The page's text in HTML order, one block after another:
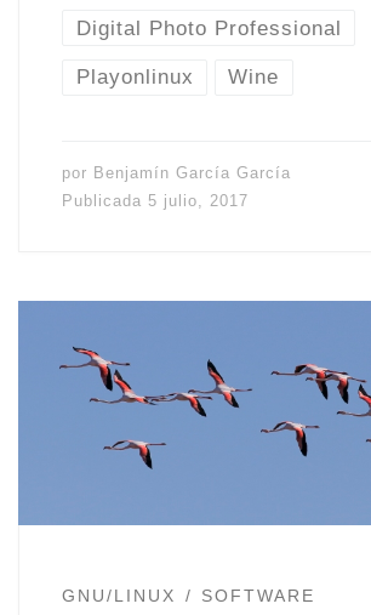
Digital Photo Professional
Playonlinux Wine
por Benjamín García García
Publicada 5 julio, 2017
GNU/LINUX SOFTWARE